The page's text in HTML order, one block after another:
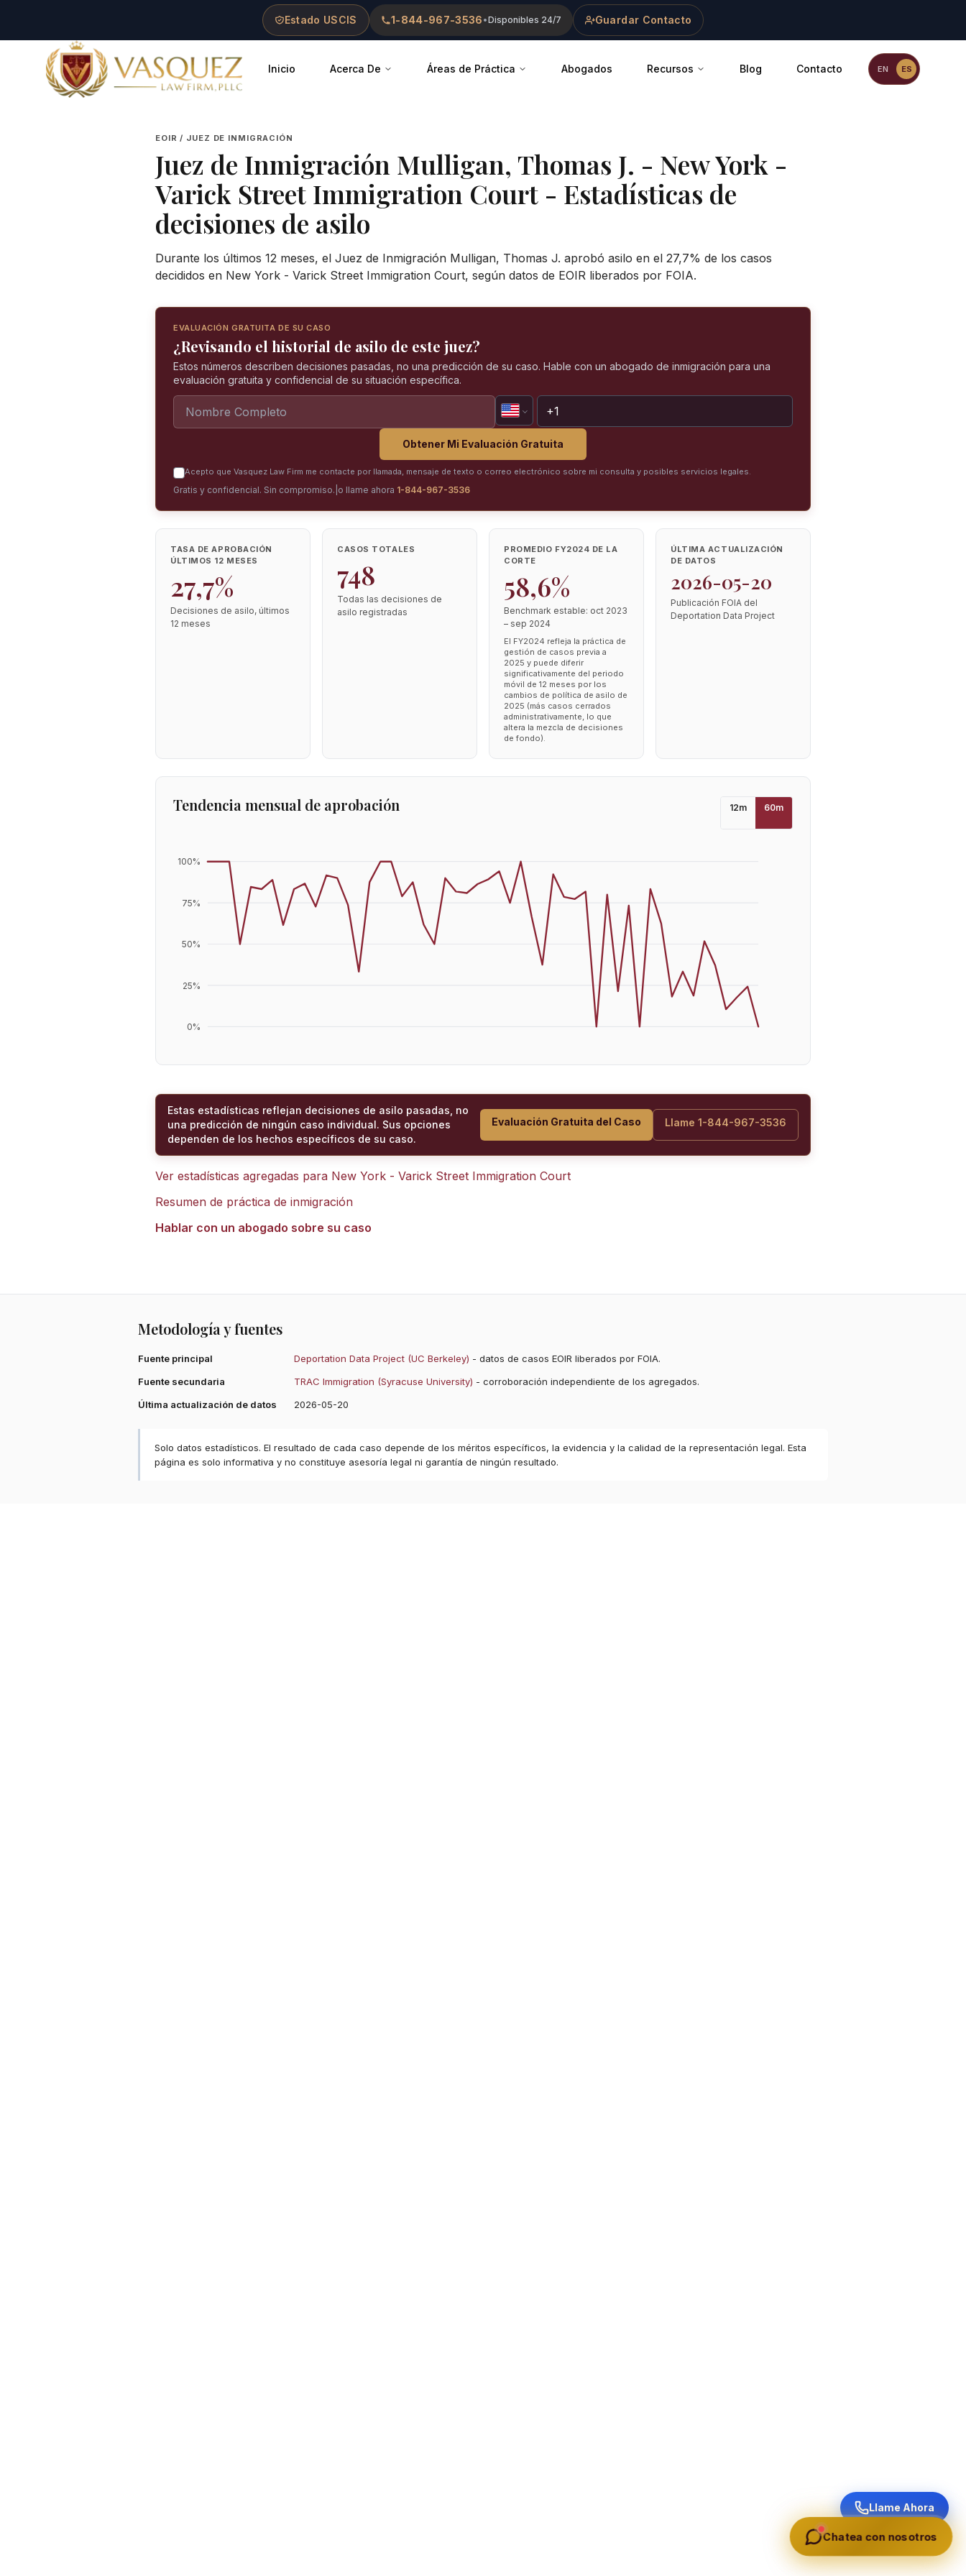
Estado USCIS 1-844-967-3536 •Disponibles 24/7 Guardar Contacto
Vasquez Law Firm - Home
Inicio Acerca De Áreas de Práctica Abogados Recursos Blog Contacto ES
EN
EOIR / JUEZ DE INMIGRACIÓN
Juez de Inmigración Mulligan, Thomas J. - New York -
Varick Street Immigration Court - Estadísticas de
decisiones de asilo
Durante los últimos 12 meses, el Juez de Inmigración Mulligan, Thomas J. aprobó asilo en el 27,7% de los casos
decididos en New York - Varick Street Immigration Court, según datos de EOIR liberados por FOIA.
EVALUACIÓN GRATUITA DE SU CASO
¿Revisando el historial de asilo de este juez?
Estos números describen decisiones pasadas, no una predicción de su caso. Hable con un abogado de inmigración para una
evaluación gratuita y confidencial de su situación específica.
Obtener Mi Evaluación Gratuita
Acepto que Vasquez Law Firm me contacte por llamada, mensaje de texto o correo electrónico sobre mi consulta y posibles servicios legales.
Gratis y confidencial. Sin compromiso. o llame ahora 1-844-967-3536
TASA DE APROBACIÓN
ÚLTIMOS 12 MESES
27,7%
Decisiones de asilo, últimos
12 meses
CASOS TOTALES
748
Todas las decisiones de
asilo registradas
PROMEDIO FY2024 DE LA
CORTE
58,6%
Benchmark estable: oct 2023
– sep 2024
El FY2024 refleja la práctica de
gestión de casos previa a
2025 y puede diferir
significativamente del periodo
móvil de 12 meses por los
cambios de política de asilo de
2025 (más casos cerrados
administrativamente, lo que
altera la mezcla de decisiones
de fondo).
ÚLTIMA ACTUALIZACIÓN
DE DATOS
2026-05-20
Publicación FOIA del
Deportation Data Project
Tendencia mensual de aprobación 12m 60m
0%
25%
50%
75%
100%
Estas estadísticas reflejan decisiones de asilo pasadas, no
una predicción de ningún caso individual. Sus opciones
dependen de los hechos específicos de su caso.
Evaluación Gratuita del Caso Llame 1-844-967-3536
Ver estadísticas agregadas para New York - Varick Street Immigration Court
Resumen de práctica de inmigración
Hablar con un abogado sobre su caso
Metodología y fuentes
Fuente principal Deportation Data Project (UC Berkeley) - datos de casos EOIR liberados por FOIA.
Fuente secundaria
TRAC Immigration (Syracuse University) - corroboración independiente de los agregados.
Última actualización de datos
2026-05-20
Solo datos estadísticos. El resultado de cada caso depende de los méritos específicos, la evidencia y la calidad de la representación legal. Esta
página es solo informativa y no constituye asesoría legal ni garantía de ningún resultado.
Llame Ahora
Chatea con nosotros